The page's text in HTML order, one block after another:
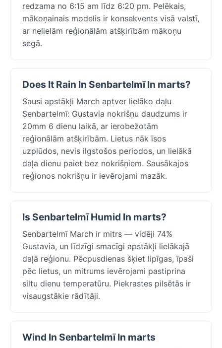
redzama no 6:15 am līdz 6:20 pm. Pelēkais,
mākoņainais modelis ir konsekvents visā valstī,
ar nelielām reģionālām atšķirībām mākoņu
segā.
Does It Rain In Senbartelmī In marts?
Sausi apstākļi March aptver lielāko daļu
Senbartelmī: Gustavia nokrišņu daudzums ir
20mm 6 dienu laikā, ar ierobežotām
reģionālām atšķirībām. Lietus nāk īsos
uzplūdos, nevis ilgstošos periodos, un lielākā
daļa dienu paiet bez nokrišņiem. Sausākajos
reģionos nokrišņu ir ievērojami mazāk.
Is Senbartelmī Humid In marts?
Senbartelmī March ir mitrs — vidēji 74%
Gustavia, un līdzīgi smacīgi apstākļi lielākajā
daļā reģionu. Pēcpusdienas šķiet lipīgas, īpaši
pēc lietus, un mitrums ievērojami pastiprina
siltu dienu temperatūru. Piekrastes pilsētās ir
visaugstākie rādītāji.
Wind In Senbartelmī In marts